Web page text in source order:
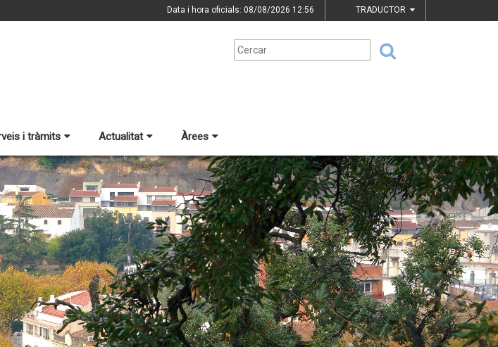
Data i hora oficials: 08/08/2026 12:56 TRADUCTOR
i tràmits Actualitat Àrees